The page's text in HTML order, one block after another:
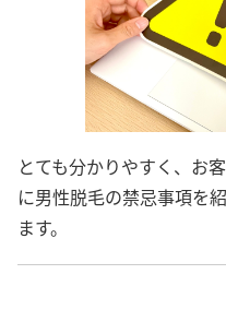
とても分かりやすく、お
に男性脱毛の禁忌事項を
ます。